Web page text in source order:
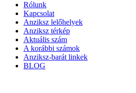
Rólunk
Kapcsolat
Anziksz lelőhelyek
Anziksz térkép
Aktuális szám
A korábbi számok
Anziksz-barát linkek
BLOG